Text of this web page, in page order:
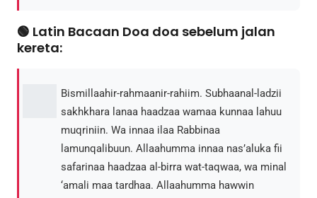
🟢 Latin Bacaan Doa doa sebelum jalan
kereta:
Bismillaahir-rahmaanir-rahiim. Subhaanal-ladzii
sakhkhara lanaa haadzaa wamaa kunnaa lahuu
muqriniin. Wa innaa ilaa Rabbinaa
lamunqalibuun. Allaahumma innaa nas’aluka fii
safarinaa haadzaa al-birra wat-taqwaa, wa minal
‘amali maa tardhaa. Allaahumma hawwin